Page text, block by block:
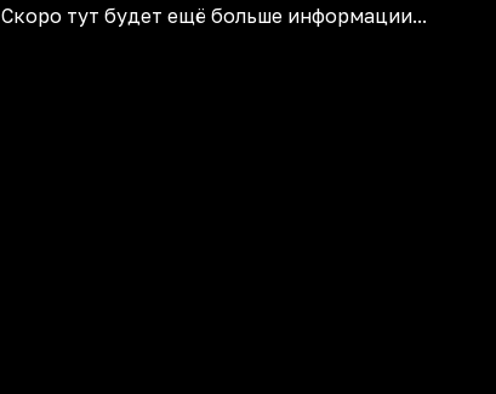
Скоро тут будет ещё больше информации...